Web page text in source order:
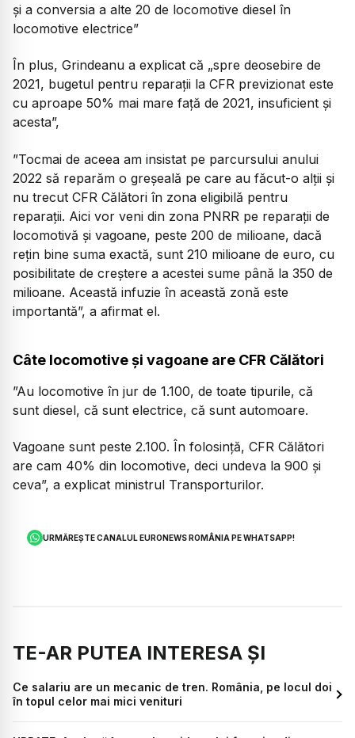
și a conversia a alte 20 de locomotive diesel în
locomotive electrice”
În plus, Grindeanu a explicat că „spre deosebire de
2021, bugetul pentru reparații la CFR previzionat este
cu aproape 50% mai mare față de 2021, insuficient și
acesta”,
”Tocmai de aceea am insistat pe parcursului anului
2022 să reparăm o greșeală pe care au făcut-o alții și
nu trecut CFR Călători în zona eligibilă pentru
reparații. Aici vor veni din zona PNRR pe reparații de
locomotivă și vagoane, peste 200 de milioane, dacă
rețin bine suma exactă, sunt 210 milioane de euro, cu
posibilitate de creștere a acestei sume până la 350 de
milioane. Această infuzie în această zonă este
importantă”, a afirmat el.
Câte locomotive și vagoane are CFR Călători
”Au locomotive în jur de 1.100, de toate tipurile, că
sunt diesel, că sunt electrice, că sunt automoare.
Vagoane sunt peste 2.100. În folosință, CFR Călători
are cam 40% din locomotive, deci undeva la 900 și
ceva”, a explicat ministrul Transporturilor.
URMĂREȘTE CANALUL EURONEWS ROMÂNIA PE WHATSAPP!
TE-AR PUTEA INTERESA ȘI
Ce salariu are un mecanic de tren. România, pe locul doi
în topul celor mai mici venituri